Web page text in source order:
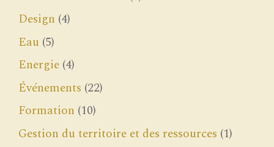
Design (4)
Eau (5)
Energie (4)
Événements (22)
Formation (10)
Gestion du territoire et des ressources (1)